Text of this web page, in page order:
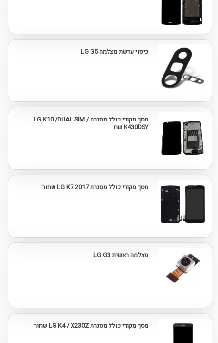
כיסוי עדשת מצלמה LG G5
מסך מקורי כולל מסגרת LG K10 /DUAL SIM /
K430DSY שח
מסך מקורי כולל מסגרת LG K7 2017 שחור
מצלמה ראשית LG G3
מסך מקורי כולל מסגרת LG K4 / X230Z שחור